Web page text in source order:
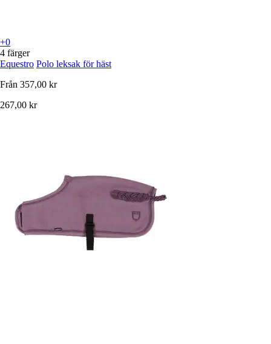
+0
4 färger
Equestro Polo leksak för häst
Från 357,00 kr
267,00 kr